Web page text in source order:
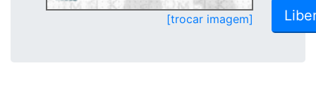
[trocar imagem]